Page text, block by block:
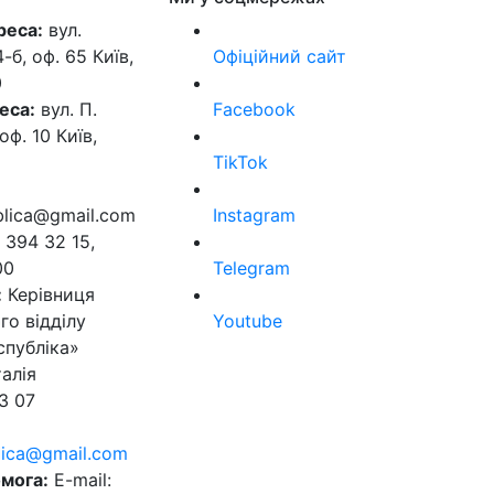
вул.
б, оф. 65 Київ,
вул. П.
10 Київ,
32 15,
Керівниця
відділу
07
E-mail:
Офіційний сайт
Facebook
TikTok
Instagram
Telegram
Youtube